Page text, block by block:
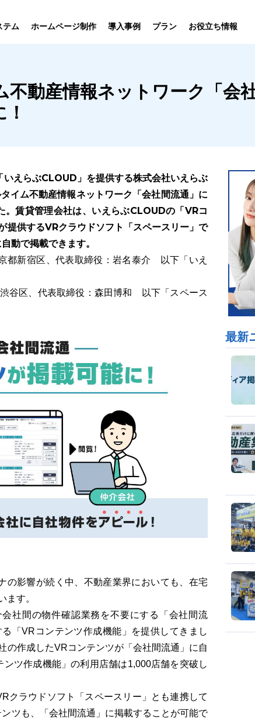
テム
売買仲介
業務向け機能
賃貸管理
業務向け機能
ホームページ制作
制作について
制作の流れ
導入事例
ユーザーインタビュー
プラン お役立ち情報
ニュース一覧 お役立ちブログ
動産情報ネットワーク「会
えらぶCLOUD」を提供する株式会社いえらぶ
イム不動産情報ネットワーク「会社間流通」に
。賃貸管理会社は、いえらぶCLOUDの「VRコ
提供するVRクラウドソフト「スペースリー」で
動で掲載できます。
都新宿区、代表取締役：岩名泰介 以下「いえ
谷区、代表取締役：森田博和 以下「スペース
の影響が続く中、不動産業界においても、在宅
ます。
社間の物件確認業務を不要にする「会社間流
「VRコンテンツ作成機能」を提供してきまし
の作成したVRコンテンツが「会社間流通」に自
ツ作成機能」の利用店舗は1,000店舗を突破し
クラウドソフト「スペースリー」とも連携して
ツも、「会社間流通」に掲載することが可能で
最新